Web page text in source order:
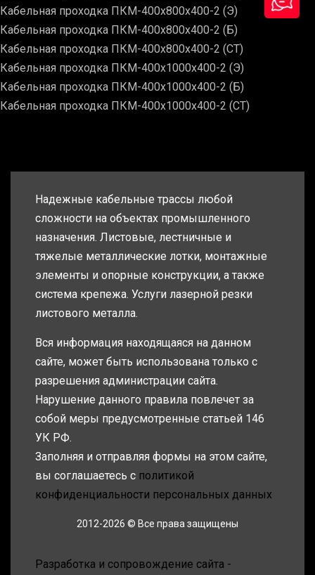
Кабельная проходка ПКМ-400х800х400-2 (Э)
Кабельная проходка ПКМ-400х800х400-2 (Б)
Кабельная проходка ПКМ-400х800х400-2 (СТ)
Кабельная проходка ПКМ-400х1000х400-2 (Э)
Кабельная проходка ПКМ-400х1000х400-2 (Б)
Кабельная проходка ПКМ-400х1000х400-2 (СТ)
Надежные кабельные трассы любой
сложности на объектах промышленного
назначения. Листовые, лестничные и
тяжелые металлические лотки, монтажные
элементы и опорные конструкции, а также
система крепежа. Услуги лазерной резки
листового металла.
Вся информация находящаяся на данном
сайте, может быть использована только с
разрешения администрации сайта.
Нарушение данного правила повлечет за
собой меры предусмотренные статьей 146
УК РФ.
Заполняя и отправляя формы на этом сайте,
вы соглашаетесь с политикой
конфиденциальности персональных данных
2012-2026 © Все права защищены
Разработка и сопровождение сайта -